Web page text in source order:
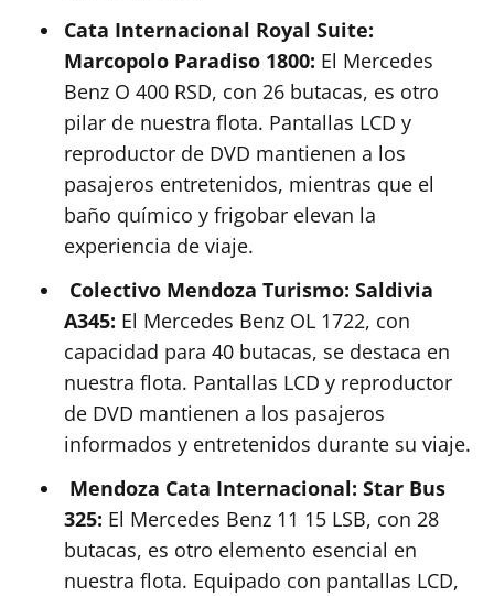
Cata Internacional Royal Suite:
Marcopolo Paradiso 1800: El Mercedes
Benz O 400 RSD, con 26 butacas, es otro
pilar de nuestra flota. Pantallas LCD y
reproductor de DVD mantienen a los
pasajeros entretenidos, mientras que el
baño químico y frigobar elevan la
experiencia de viaje.
Colectivo Mendoza Turismo: Saldivia
A345: El Mercedes Benz OL 1722, con
capacidad para 40 butacas, se destaca en
nuestra flota. Pantallas LCD y reproductor
de DVD mantienen a los pasajeros
informados y entretenidos durante su viaje.
Mendoza Cata Internacional: Star Bus
325: El Mercedes Benz 11 15 LSB, con 28
butacas, es otro elemento esencial en
nuestra flota. Equipado con pantallas LCD,